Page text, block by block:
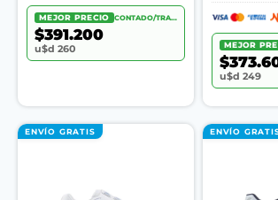
MEJOR PRECIO CONTADO/TRANSF.
$391.200
u$d 260 MEJOR
u$d 249
ENVÍO GRATIS ENVÍO